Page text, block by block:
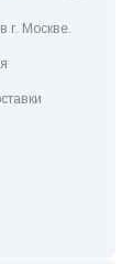
г. Москве.